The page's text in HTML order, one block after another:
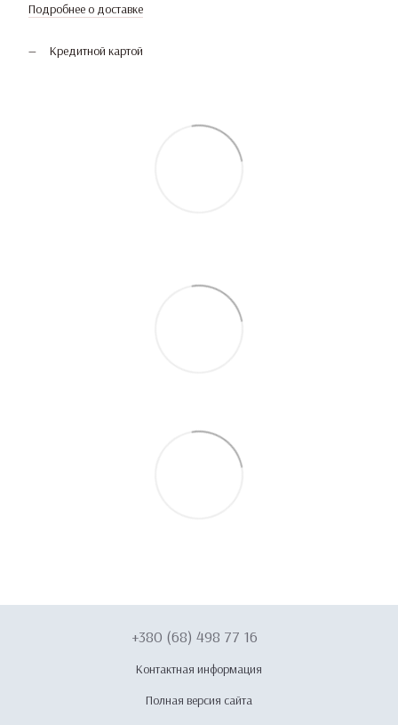
Подробнее о доставке
Кредитной картой
+380 (68) 498 77 16
Контактная информация
Полная версия сайта